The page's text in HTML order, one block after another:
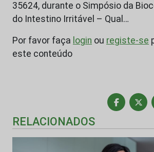
35624, durante o Simpósio da
do Intestino Irritável – Qual…
Por favor faça login ou registe-se
este conteúdo
RELACIONADOS